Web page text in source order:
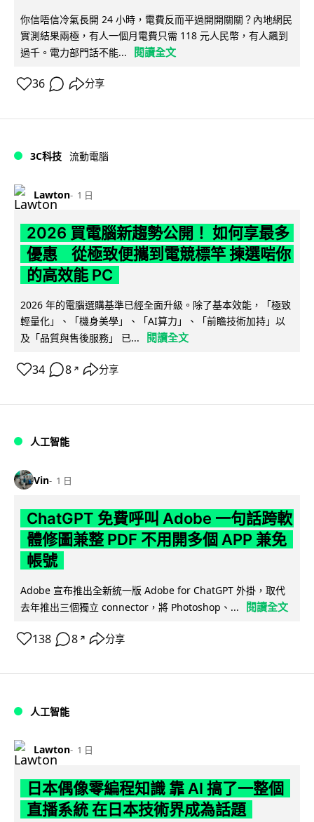
你信唔信冷氣長開 24 小時，電費反而平過開開關關？內地網民
實測結果兩極，有人一個月電費只需 118 元人民幣，有人飆到
過千。電力部門話不能...
閱讀全文
36 分享
3C科技 流動電腦
Lawton 1 日
2026 買電腦新趨勢公開！ 如何享最多
優惠 從極致便攜到電競標竿 揀選啱你
的高效能 PC
2026 年的電腦選購基準已經全面升級。除了基本效能，「極致
輕量化」、「機身美學」、「AI算力」、「前瞻技術加持」以
及「品質與售後服務」 已...
閱讀全文
34 8 ↗ 分享
人工智能
Vin 1 日
ChatGPT 免費呼叫 Adobe 一句話跨軟
體修圖兼整 PDF 不用開多個 APP 兼免
帳號
Adobe 宣布推出全新統一版 Adobe for ChatGPT 外掛，取代
去年推出三個獨立 connector，將 Photoshop、...
閱讀全文
138 8 ↗ 分享
人工智能
Lawton 1 日
日本偶像零編程知識 靠 AI 搞了一整個
直播系統 在日本技術界成為話題